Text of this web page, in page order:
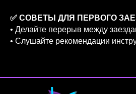
✅ СОВЕТЫ ДЛЯ ПЕРВОГО
• Делайте перерыв между
• Слушайте рекомендации